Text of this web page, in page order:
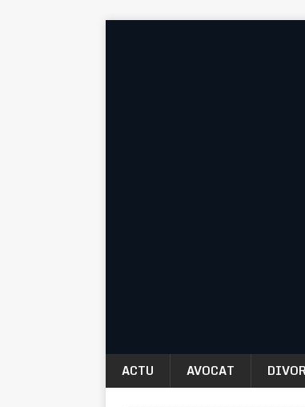
ACTU AVOCAT